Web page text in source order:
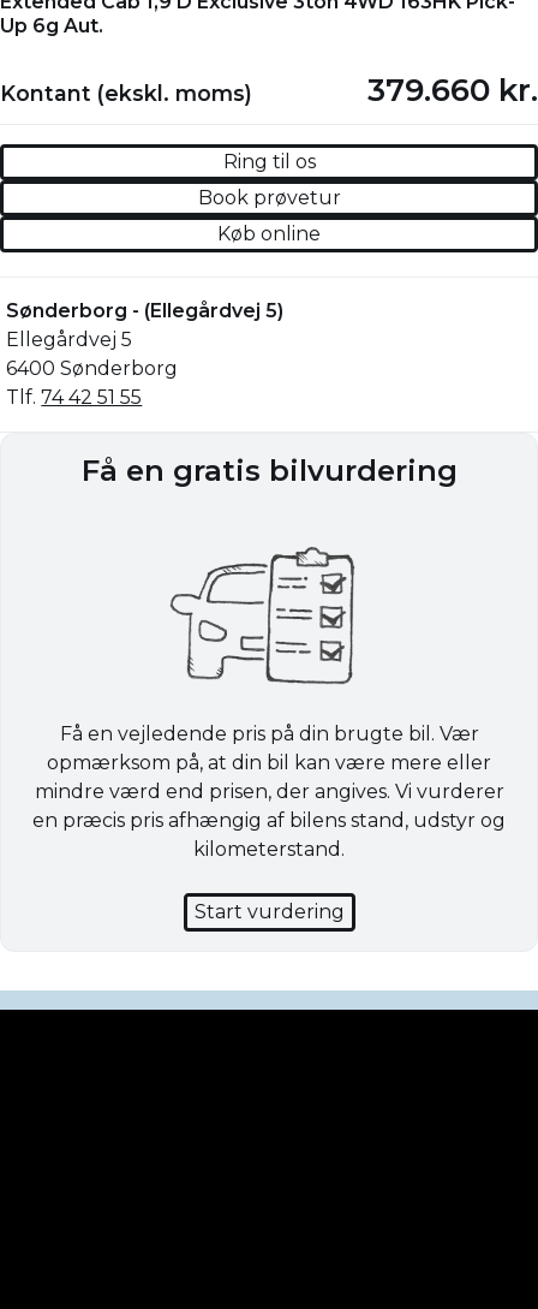
Up 6g Aut.
Kontant (ekskl. moms) 379.660 kr.
Ring til os
Book prøvetur
Køb online
Sønderborg - (Ellegårdvej 5)
Ellegårdvej 5
6400 Sønderborg
Tlf.74 42 51 55
Få en gratis bilvurdering
Få en vejledende pris på din brugte bil. Vær
opmærksom på, at din bil kan være mere eller
mindre værd end prisen, der angives. Vi vurderer
en præcis pris afhængig af bilens stand, udstyr og
kilometerstand.
Start vurdering